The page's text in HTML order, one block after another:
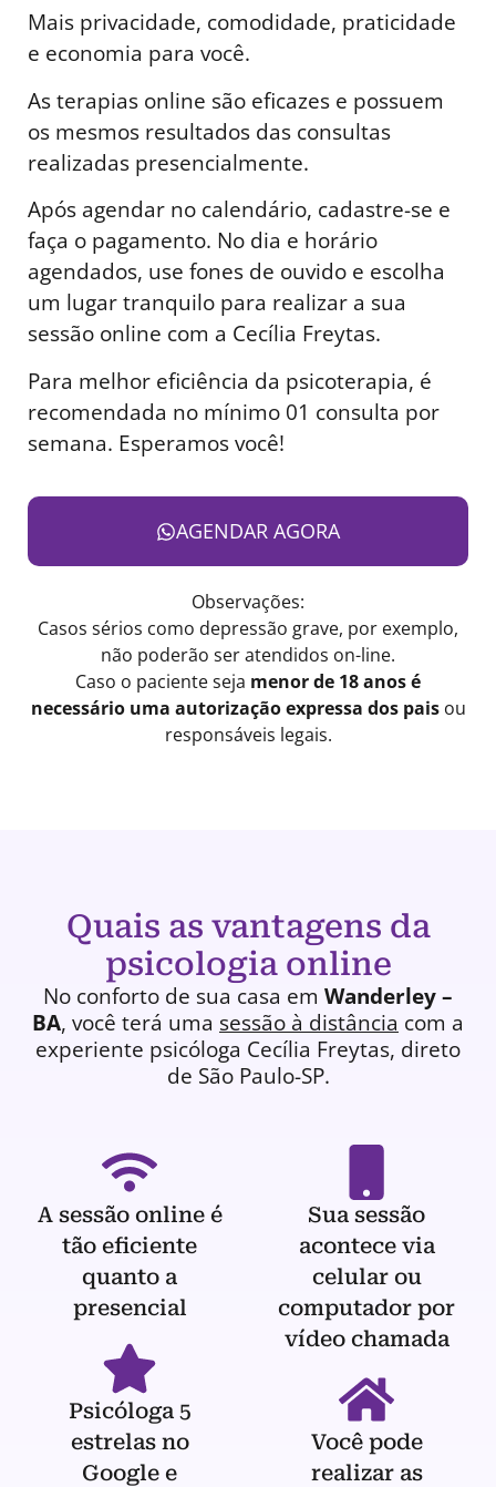
Mais privacidade, comodidade, praticidade
e economia para você.
As terapias online são eficazes e possuem
os mesmos resultados das consultas
realizadas presencialmente.
Após agendar no calendário, cadastre-se e
faça o pagamento. No dia e horário
agendados, use fones de ouvido e escolha
um lugar tranquilo para realizar a sua
sessão online com a Cecília Freytas.
Para melhor eficiência da psicoterapia, é
recomendada no mínimo 01 consulta por
semana. Esperamos você!
AGENDAR AGORA
Observações:
Casos sérios como depressão grave, por exemplo,
não poderão ser atendidos on-line.
Caso o paciente seja menor de 18 anos é
necessário uma autorização expressa dos paisou
responsáveis legais.
Quais as vantagens da
psicologia online
No conforto de sua casa em Wanderley –
BA, você terá uma sessão à distância com a
experiente psicóloga Cecília Freytas, direto
de São Paulo-SP.
A sessão online é
tão eficiente
quanto a
presencial
Psicóloga 5
estrelas no
Google e
Sua sessão
acontece via
celular ou
computador por
vídeo chamada
Você pode
realizar as